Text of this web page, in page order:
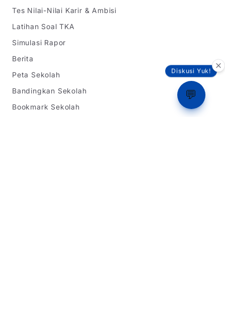
Diskusi Yuk!
💬
Tes Nilai-Nilai Karir & Ambisi
Latihan Soal TKA
Simulasi Rapor
Berita
Peta Sekolah
Bandingkan Sekolah
Bookmark Sekolah